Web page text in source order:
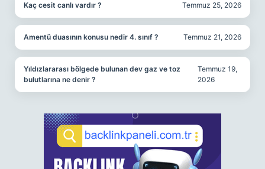
Kaç cesit canlı vardır ? Temmuz 25, 2026
Amentü duasının konusu nedir 4. sınıf ? Temmuz 21, 2026
Yıldızlararası bölgede bulunan dev gaz ve toz
bulutlarına ne denir ?
Temmuz 19,
2026